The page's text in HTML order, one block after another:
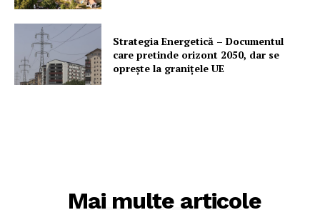
Strategia Energetică – Documentul
care pretinde orizont 2050, dar se
oprește la granițele UE
Mai multe articole